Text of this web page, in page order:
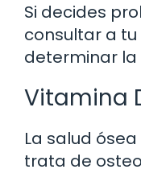
Si decides
consultar a
determinar la
Vitamina
La salud
trata de